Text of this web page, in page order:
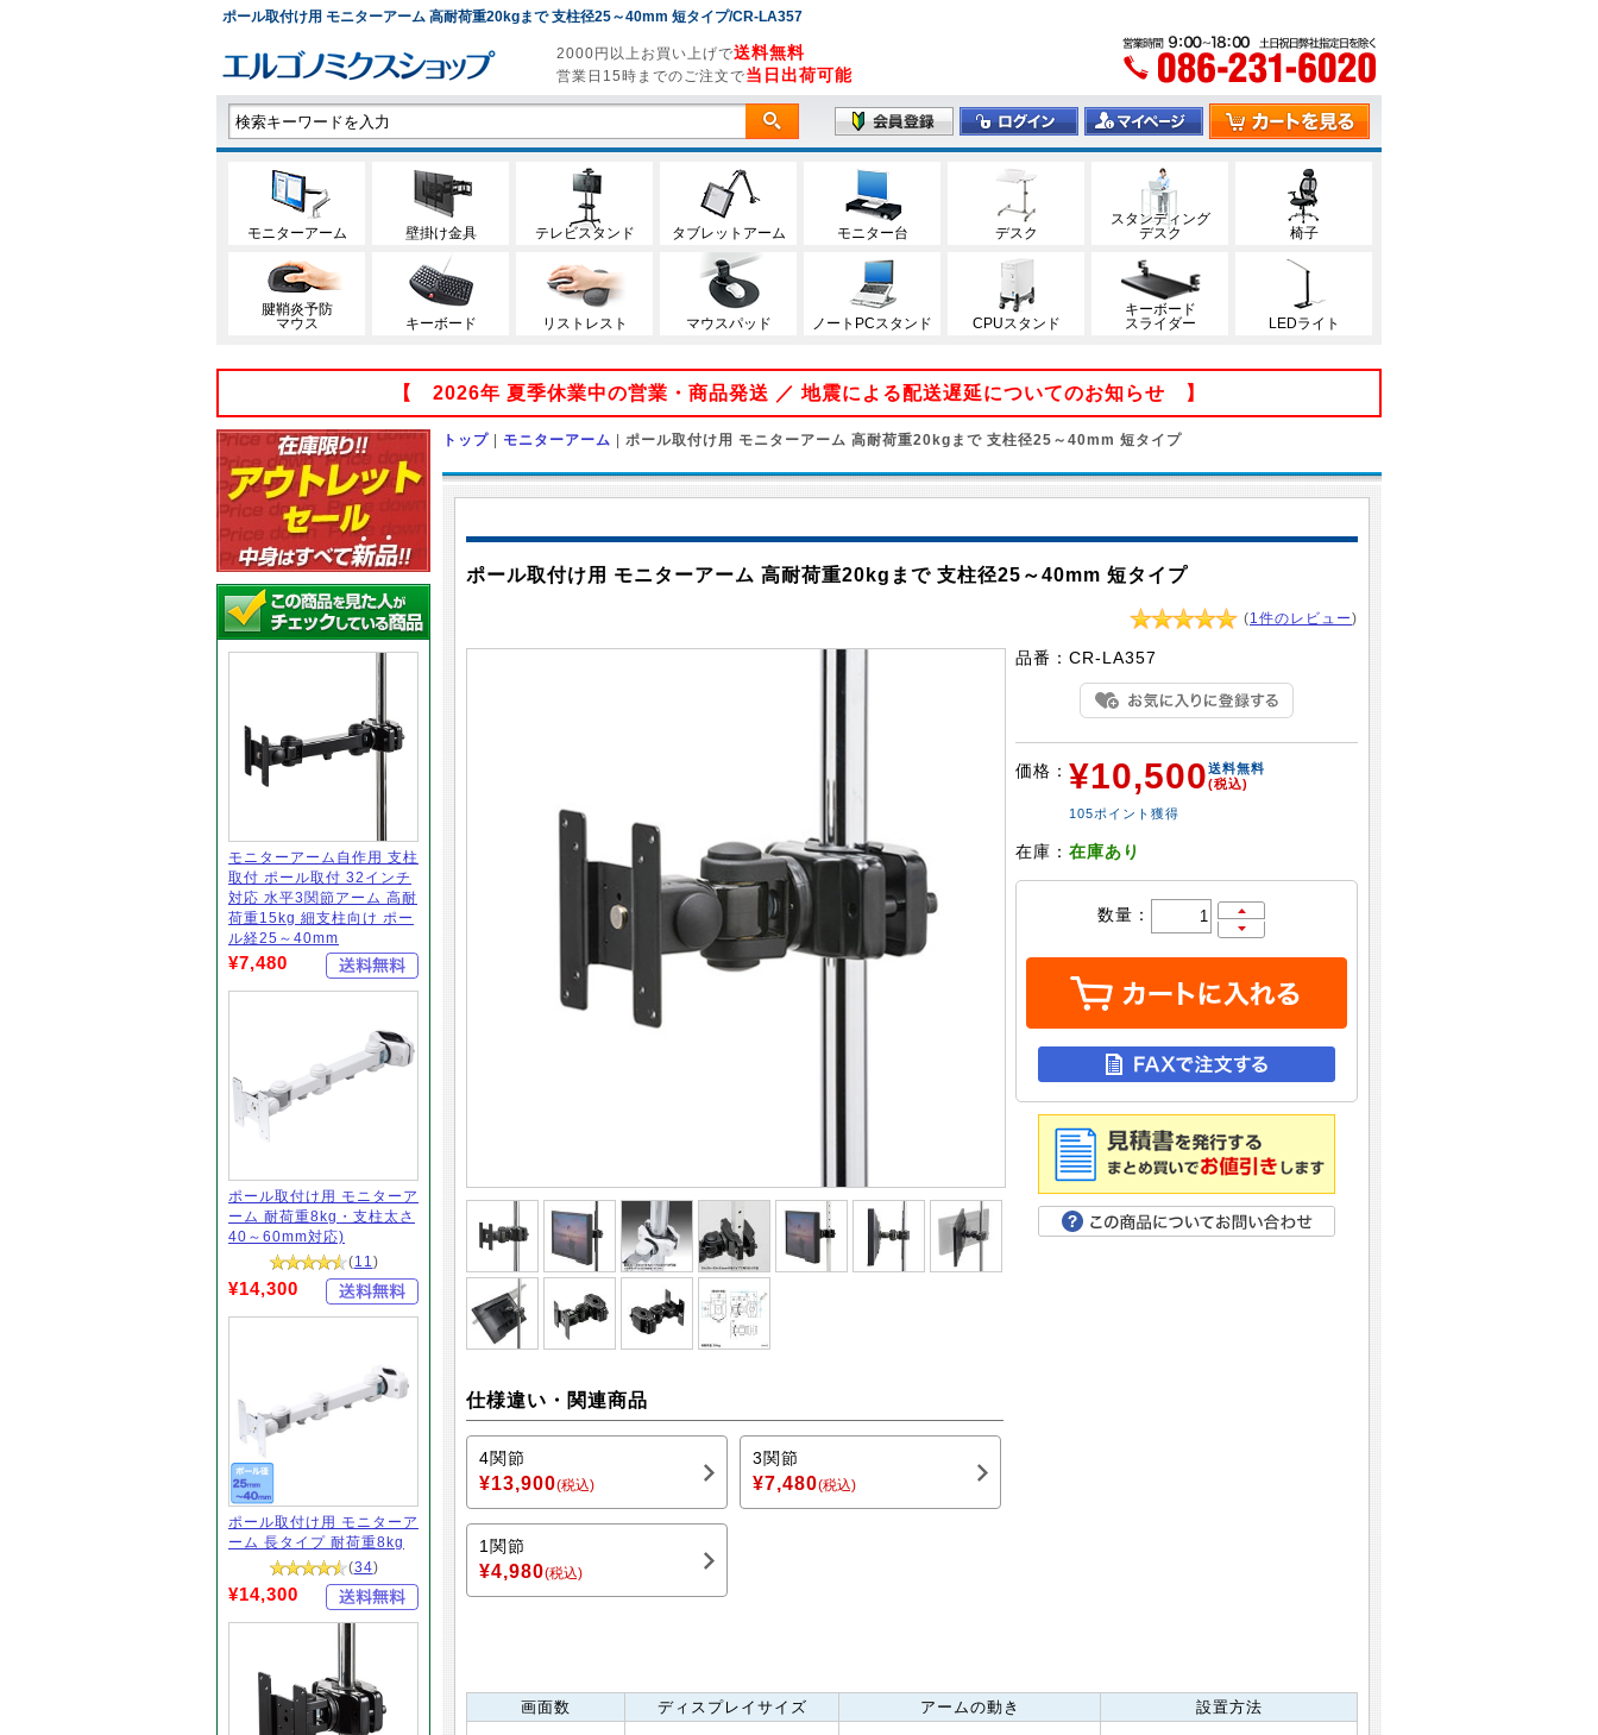
ポール取付け用 モニターアーム 高耐荷重20kgまで 支柱径25～40mm 短タイプ/CR-LA357
2000円以上お買い上げで送料無料
営業日15時までのご注文で当日出荷可能
モニターアーム 壁掛け金具 テレビスタンド タブレットアーム モニター台 デスク
スタンディング
デスク
椅子
腱鞘炎予防
マウス
キーボード リストレスト マウスパッド ノートPCスタンド CPUスタンド
キーボード
スライダー
LEDライト
【 2026年 夏季休業中の営業・商品発送 ／ 地震による配送遅延についてのお知らせ 】
モニターアーム自作用 支柱
取付 ポール取付 32インチ
対応 水平3関節アーム 高耐
荷重15kg 細支柱向け ポー
ル経25～40mm
¥7,480
ポール取付け用 モニターア
ーム 耐荷重8kg・支柱太さ
40～60mm対応)
(11 )
¥14,300
ポール取付け用 モニターア
ーム 長タイプ 耐荷重8kg
(34)
¥14,300
トップ | モニターアーム | ポール取付け用 モニターアーム 高耐荷重20kgまで 支柱径25～40mm 短タイプ
ポール取付け用 モニターアーム 高耐荷重20kgまで 支柱径25～40mm 短タイプ
(1件のレビュー)
仕様違い・関連商品
4関節
¥13,900(税込)
3関節
¥7,480(税込)
1関節
¥4,980(税込)
品番： CR-LA357
価格： ¥10,500送料無料
(税込)
105ポイント獲得
在庫： 在庫あり
数量：
画面数 ディスプレイサイズ アームの動き 設置方法